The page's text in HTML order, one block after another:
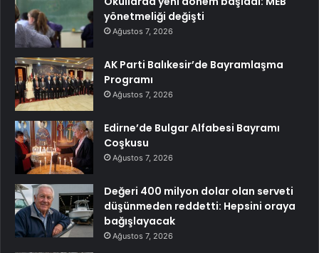
yönetmeliği değişti
Ağustos 7, 2026
AK Parti Balıkesir’de Bayramlaşma
Programı
Ağustos 7, 2026
Edirne’de Bulgar Alfabesi Bayramı
Coşkusu
Ağustos 7, 2026
Değeri 400 milyon dolar olan serveti
düşünmeden reddetti: Hepsini oraya
bağışlayacak
Ağustos 7, 2026